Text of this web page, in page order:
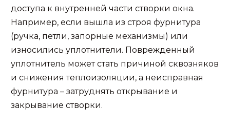
доступа к внутренней части створки окна.
Например, если вышла из строя фурнитура
(ручка, петли, запорные механизмы) или
износились уплотнители. Поврежденный
уплотнитель может стать причиной сквозняков
и снижения теплоизоляции, а неисправная
фурнитура – затруднять открывание и
закрывание створки.